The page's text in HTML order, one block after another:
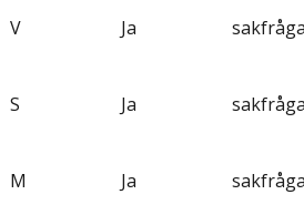
V Ja
S Ja
M Ja